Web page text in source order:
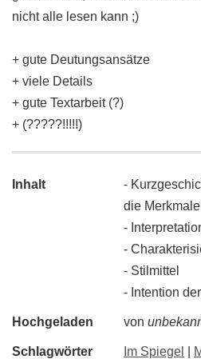
nicht alle lesen kann ;)
+ gute Deutungsansätze
+ viele Details
+ gute Textarbeit (?)
+ (?????!!!!!)
Inhalt
-
die
-
-
- Stilmittel
- Intention
Hochgeladen von
Schlagwörter Im Spiegel